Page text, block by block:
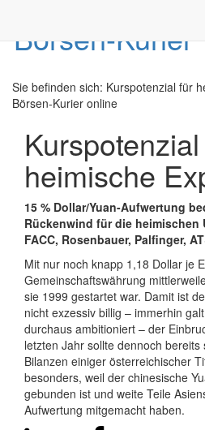
Sie befinden sich: Kurspotenzial für
Börsen-Kurier online
heimische
15 % Dollar/Yuan-Aufwertung
Rückenwind für die heimischen
FACC, Rosenbauer, Palfinger,
Mit nur noch knapp 1,18 Dollar je
Gemeinschaftswährung
sie 1999 gestartet war. Damit ist
nicht exzessiv billig – immerhin
durchaus ambitioniert – der
letzten Jahr sollte dennoch
Bilanzen einiger österreichischer
besonders, weil der chinesische
gebunden ist und weite Teile
Aufwertung mitgemacht haben.